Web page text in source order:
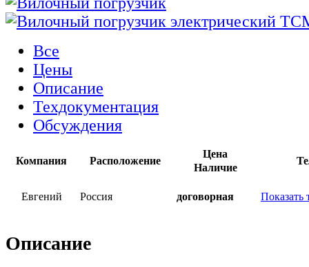
Все
Цены
Описание
Техдокументация
Обсуждения
Компания Расположение
Цена
Наличие
Евгений Россия договорная Показать
Описание